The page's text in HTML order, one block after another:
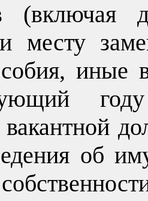
месту
иные
об